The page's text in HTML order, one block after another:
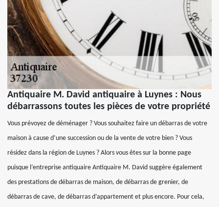
Antiquaire M. David antiquaire à Luynes : Nous
débarrassons toutes les pièces de votre propriété
Vous prévoyez de déménager ? Vous souhaitez faire un débarras de votre
maison à cause d’une succession ou de la vente de votre bien ? Vous
résidez dans la région de Luynes ? Alors vous êtes sur la bonne page
puisque l’entreprise antiquaire Antiquaire M. David suggère également
des prestations de débarras de maison, de débarras de grenier, de
débarras de cave, de débarras d’appartement et plus encore. Pour cela,